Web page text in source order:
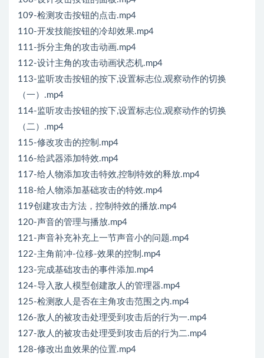
109-检测攻击按钮的点击.mp4
110-开发技能按钮的冷却效果.mp4
111-拆分主角的攻击动画.mp4
112-设计主角的攻击动画状态机.mp4
113-监听攻击按钮的按下,设置标志位,观察动作的切换
（一）.mp4
114-监听攻击按钮的按下,设置标志位,观察动作的切换
（二）.mp4
115-修改攻击的控制.mp4
116-给武器添加特效.mp4
117-给人物添加攻击特效,控制特效的释放.mp4
118-给人物添加基础攻击的特效.mp4
119创建攻击方法，控制特效的播放.mp4
120-声音的管理与播放.mp4
121-声音补充补充上一节声音小的问题.mp4
122-主角前冲-位移-效果的控制.mp4
123-完成基础攻击的事件添加.mp4
124-导入敌人模型创建敌人的管理器.mp4
125-检测敌人是否在主角攻击范围之内.mp4
126-敌人的被攻击处理受到攻击后的行为一.mp4
127-敌人的被攻击处理受到攻击后的行为二.mp4
128-修改出血效果的位置.mp4